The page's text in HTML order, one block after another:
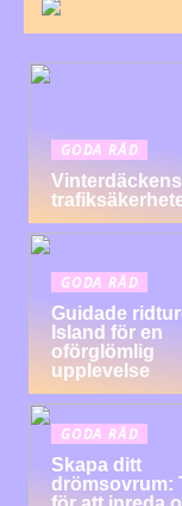
GODA RÅD
GODA RÅD
Guidade
Island för en
oförglömlig
upplevelse
GODA RÅD
Skapa ditt
drömsovrum: